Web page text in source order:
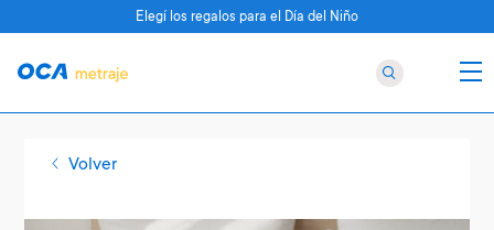
Volver
Elegí los regalos para el Día del Niño